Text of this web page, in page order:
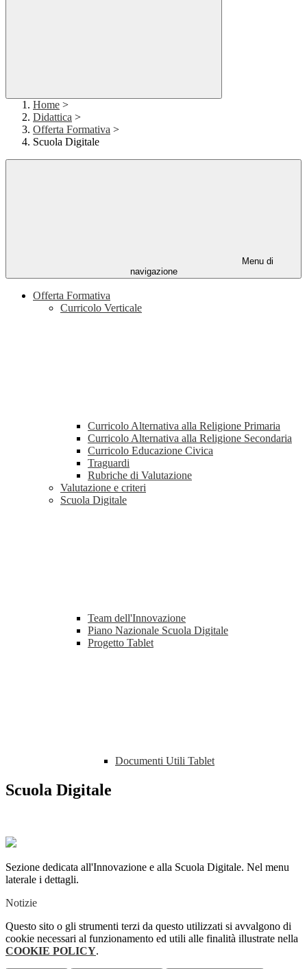
Home >
Didattica >
Offerta Formativa >
Scuola Digitale
Menu di
navigazione
Offerta Formativa
Curricolo Verticale
Curricolo Alternativa alla Religione Primaria
Curricolo Alternativa alla Religione Secondaria
Curricolo Educazione Civica
Traguardi
Rubriche di Valutazione
Valutazione e criteri
Scuola Digitale
Team dell'Innovazione
Piano Nazionale Scuola Digitale
Progetto Tablet
Documenti Utili Tablet
Scuola Digitale
Sezione dedicata all'Innovazione e alla Scuola Digitale. Nel menu
laterale i dettagli.
Notizie
Questo sito o gli strumenti terzi da questo utilizzati si avvalgono di
cookie necessari al funzionamento ed utili alle finalità illustrate nella
COOKIE POLICY.